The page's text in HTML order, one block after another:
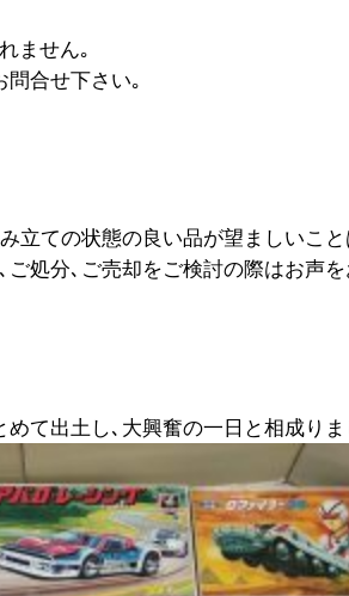
ません｡
問合せ下さい｡
立ての状態の良い品が望ましいこ
処分､ご売却をご検討の際はお声
て出土し､大興奮の一日と相成りま